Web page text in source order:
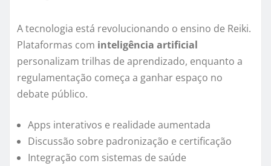
A tecnologia está revolucionando o ensino de Reiki.
Plataformas com inteligência artificial
personalizam trilhas de aprendizado, enquanto a
regulamentação começa a ganhar espaço no
debate público.
Apps interativos e realidade aumentada
Discussão sobre padronização e certificação
Integração com sistemas de saúde